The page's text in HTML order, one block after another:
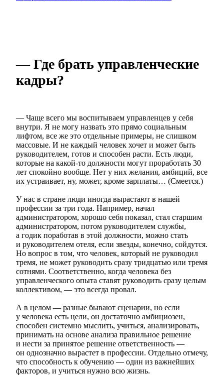
— Где брать управленческие
кадры?
— Чаще всего мы воспитываем управленцев у себя
внутри. Я не могу назвать это прямо социальным
лифтом, все же это отдельные примеры, не слишком
массовые. И не каждый человек хочет и может быть
руководителем, готов и способен расти. Есть люди,
которые на какой-то должности могут проработать 30
лет спокойно вообще. Нет у них желания, амбиций, все
их устраивает, ну, может, кроме зарплаты… (Смеется.)
У нас в стране люди иногда вырастают в нашей
профессии за три года. Например, начал
администратором, хорошо себя показал, стал старшим
администратором, потом руководителем службы,
а годик поработав в этой должности, можно стать
и руководителем отеля, если звезды, конечно, сойдутся.
Но вопрос в том, что человек, который не руководил
тремя, не может руководить сразу тридцатью или тремя
сотнями. Соответственно, когда человека без
управленческого опыта ставят руководить сразу целым
коллективом, — это всегда провал.
А в целом — разные бывают сценарии, но если
у человека есть цели, он достаточно амбициозен,
способен системно мыслить, учиться, анализировать,
принимать на основе анализа правильное решение
и нести за принятое решение ответственность —
он однозначно вырастет в профессии. Отдельно отмечу,
что способность к обучению — один из важнейших
факторов, и учиться нужно всю жизнь.